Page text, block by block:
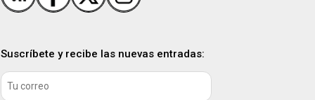
Suscríbete y recibe las nuevas entradas: